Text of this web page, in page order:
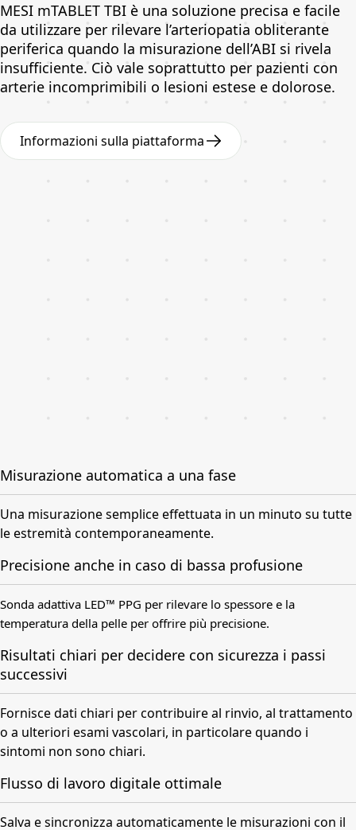
MESI mTABLET TBI è una soluzione precisa e facile
da utilizzare per rilevare l’arteriopatia obliterante
periferica quando la misurazione dell’ABI si rivela
insufficiente. Ciò vale soprattutto per pazienti con
arterie incomprimibili o lesioni estese e dolorose.
Informazioni sulla piattaforma
Misurazione automatica a una fase
Una misurazione semplice effettuata in un minuto su tutte
le estremità contemporaneamente.
Precisione anche in caso di bassa profusione
Sonda adattiva LED™ PPG per rilevare lo spessore e la
temperatura della pelle per offrire più precisione.
Risultati chiari per decidere con sicurezza i passi
successivi
Fornisce dati chiari per contribuire al rinvio, al trattamento
o a ulteriori esami vascolari, in particolare quando i
sintomi non sono chiari.
Flusso di lavoro digitale ottimale
Salva e sincronizza automaticamente le misurazioni con il